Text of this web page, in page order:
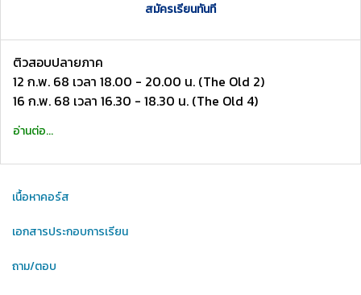
สมัครเรียนทันที
ติวสอบปลายภาค
12 ก.พ. 68 เวลา 18.00 - 20.00 น. (The Old 2)
16 ก.พ. 68 เวลา 16.30 - 18.30 น. (The Old 4)
อ่านต่อ...
เนื้อหาคอร์ส
เอกสารประกอบการเรียน
ถาม/ตอบ